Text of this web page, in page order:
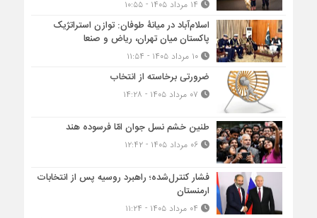
اسلام‌آباد در میانۀ طوفان: توازن استراتژیک
پاکستان میان تهران، ریاض و صنعا
۱۰ مرداد ۱۴۰۵ - ۱۱:۵۴
ضرورتی برخاسته از انتخاب
طنین خشم نسل جوان امّا فرسوده هند
۰۶ مرداد ۱۴۰۵ - ۱۲:۴۲
فشار کنترل‌شده؛ راهبرد روسیه پس از انتخابات
ارمنستان